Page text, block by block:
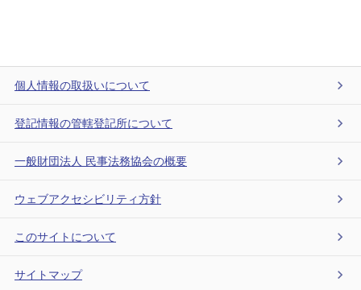
個人情報の取扱いについて
登記情報の管轄登記所について
一般財団法人 民事法務協会の概要
ウェブアクセシビリティ方針
このサイトについて
サイトマップ